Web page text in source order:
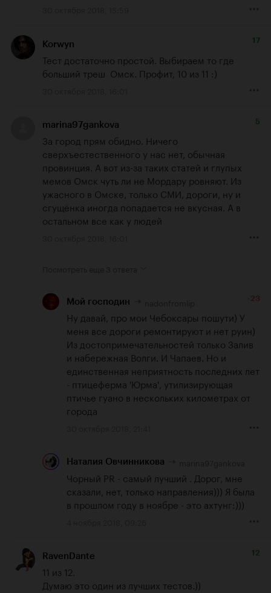
Korwyn 17
Тест достаточно простой. Выбираем то где
больший треш  Омск. Профит, 10 из 11 :)
marina97gankova 5
За город прям обидно. Ничего
сверхъестественного у нас нет, обычная
провинция. А вот из-за таких статей и глупых
мемов Омск чуть ли не Мордару ровняют. Из
ужасного в Омске, только СМИ, дороги, ну и
сгущёнка иногда попадается не вкусная. А в
остальном все как у людей
Мой господин -23
Ну давай, про мои Чебоксары пошути) У
меня все дороги ремонтируют и нет руин)
Из достопримечательностей только Залив
и набережная Волги. И Чапаев. Но и
единственная неприятность последних лет
- птицеферма 'Юрма', утилизирующая
птичье гуано в нескольких километрах от
города
Наталия Овчинникова
Чорный PR - самый лучший . Дорог, мне
сказали, нет, только направления))) Я была
в прошлом году в ноябре - это ахтунг:)))
RavenDante 12
11 из 12.
Думаю это один из лучших тестов.))